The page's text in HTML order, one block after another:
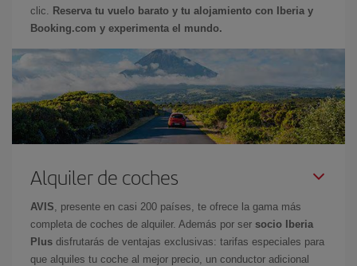
clic.
Reserva tu vuelo barato y tu alojamiento con Iberia y
Booking.com y experimenta el mundo.
Alquiler de coches
AVIS , presente en casi 200 países, te ofrece la gama más
completa de coches de alquiler. Además por ser socio Iberia
Plus disfrutarás de ventajas exclusivas: tarifas especiales para
que alquiles tu coche al mejor precio, un conductor adicional